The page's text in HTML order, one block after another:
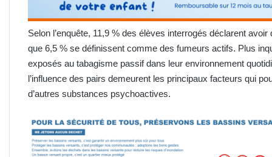
Selon l’enquête, 11,9 % des élèves interrogés déclarent
que 6,5 % se définissent comme des fumeurs actifs. Plus
exposés au tabagisme passif dans leur environnement
l’influence des pairs demeurent les principaux facteurs qui
d’autres substances psychoactives.